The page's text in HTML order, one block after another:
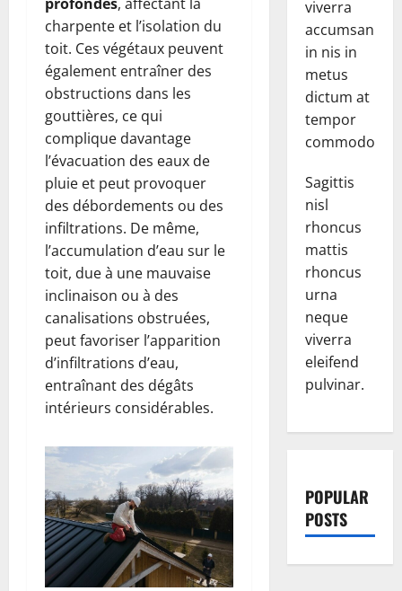
charpente et l’isolation du
toit. Ces végétaux peuvent
également entraîner des
obstructions dans les
gouttières, ce qui
complique davantage
l’évacuation des eaux de
pluie et peut provoquer
des débordements ou des
infiltrations. De même,
l’accumulation d’eau sur le
toit, due à une mauvaise
inclinaison ou à des
canalisations obstruées,
peut favoriser l’apparition
d’infiltrations d’eau,
entraînant des dégâts
intérieurs considérables.
viverra
accumsan
in nis in
metus
dictum at
tempor
commodo.
Sagittis
nisl
rhoncus
mattis
rhoncus
urna
neque
viverra
eleifend
pulvinar.
POPULAR
POSTS